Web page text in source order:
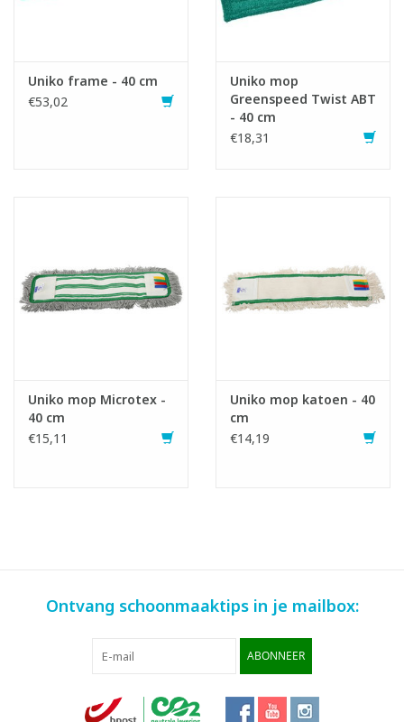
Uniko frame - 40 cm
€53,02
Uniko mop
Greenspeed Twist ABT
- 40 cm
€18,31
Uniko mop Microtex -
40 cm
€15,11
Uniko mop katoen - 40
cm
€14,19
Ontvang schoonmaaktips in je mailbox:
ABONNEER